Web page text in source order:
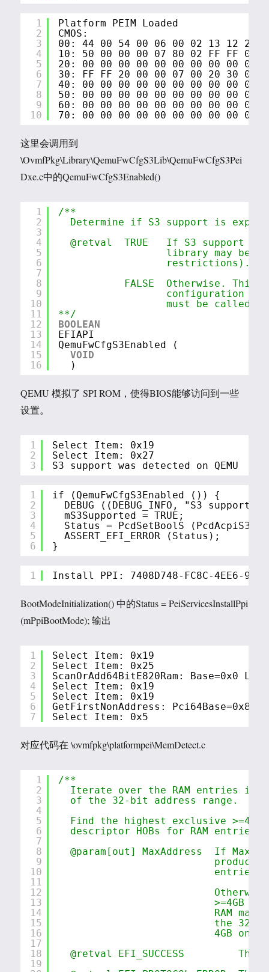
1
2
3
4
5
6
7
8
9
10
Platform PEIM Loaded
CMOS:
00: 44 00 54 00 06 00 02 13 12 21
10: 50 00 00 00 07 80 02 FF FF 00
20: 00 00 00 00 00 00 00 00 00 00
30: FF FF 20 00 00 07 00 20 30 00
40: 00 00 00 00 00 00 00 00 00 00
50: 00 00 00 00 00 00 00 00 00 00
60: 00 00 00 00 00 00 00 00 00 00
70: 00 00 00 00 00 00 00 00 00 00
这里会调用到
\OvmfPkg\Library\QemuFwCfgS3Lib\QemuFwCfgS3Pei
Dxe.c中的QemuFwCfgS3Enabled()
1
2
3
4
5
6
7
8
9
10
11
12
13
14
15
16
/**
Determine if S3 support is
@retval  TRUE   If S3
library may be
restrictions).
FALSE  Otherwise.
configuration
must be called.
**/
BOOLEAN
EFIAPI
QemuFwCfgS3Enabled (
VOID
)
QEMU 模拟了 SPI ROM，使得BIOS能够访问到一些
设置。
1
2
3
Select Item: 0x19
Select Item: 0x27
S3 support was detected on QEMU
1
2
3
4
5
6
if (QemuFwCfgS3Enabled ()) {
DEBUG ((DEBUG_INFO, "S3 support
mS3Supported = TRUE;
Status = PcdSetBoolS
ASSERT_EFI_ERROR (Status);
}
1 Install PPI: 7408D748-FC8C-4EE6-9288-
BootModeInitialization() 中的Status = PeiServicesInstallPpi
(mPpiBootMode); 输出
1
2
3
4
5
6
7
Select Item: 0x19
Select Item: 0x25
ScanOrAdd64BitE820Ram: Base=0x0
Select Item: 0x19
Select Item: 0x19
GetFirstNonAddress:
Select Item: 0x5
对应代码在 \ovmfpkg\platformpei\MemDetect.c
1
2
3
4
5
6
7
8
9
10
11
12
13
14
15
16
17
18
19
/**
Iterate over the RAM entries in
of the 32-bit address range.
Find the highest exclusive >=4GB
descriptor HOBs for RAM
@param[out] MaxAddress  If
produces
entries
>=4GB
RAM
the 32-
4GB on
@retval EFI_SUCCESS